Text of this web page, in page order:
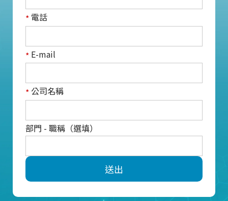
* 電話
* E-mail
* 公司名稱
部門 - 職稱（選填）
送出